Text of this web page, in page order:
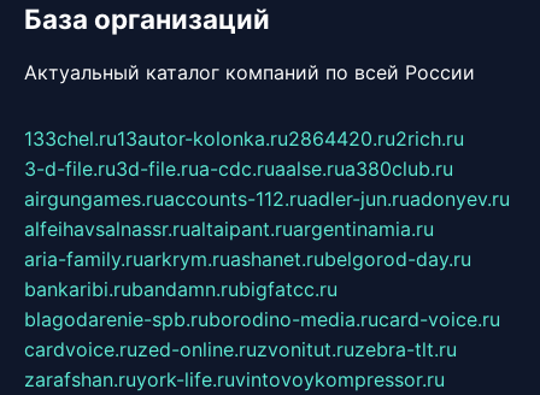
База организаций
Актуальный каталог компаний по всей России
133chel.ru13autor-kolonka.ru2864420.ru2rich.ru
3-d-file.ru3d-file.rua-cdc.ruaalse.rua380club.ru
airgungames.ruaccounts-112.ruadler-jun.ruadonyev.ru
alfeihavsalnassr.rualtaipant.ruargentinamia.ru
aria-family.ruarkrym.ruashanet.rubelgorod-day.ru
bankaribi.rubandamn.rubigfatcc.ru
blagodarenie-spb.ruborodino-media.rucard-voice.ru
cardvoice.ruzed-online.ruzvonitut.ruzebra-tlt.ru
zarafshan.ruyork-life.ruvintovoykompressor.ru